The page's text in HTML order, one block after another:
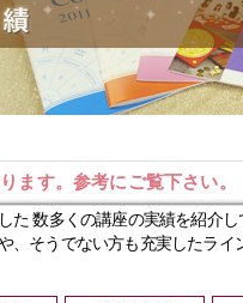
ます。参考にご覧下さい。
た 数多くの講座の実績を紹介し
、そうでない方も充実したライ